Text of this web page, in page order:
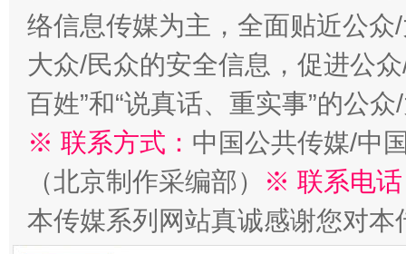
在谋一域中谋全局
今
络信息传媒为主，全面贴近公
大众/民众的安全信息，促进公
百姓”和“说真话、重实事”的公
※ 联系方式： 中国公共传媒/中
（北京制作采编部）
※ 联系电
本传媒系列网站真诚感谢您对